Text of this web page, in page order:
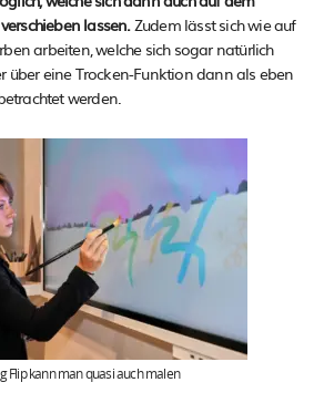
lassen.Zudem lässt sich wie auf
arbeiten, welche sich sogar natürlich
über eine Trocken-Funktion dann als eben
werden.
Flip kann man quasi auch malen